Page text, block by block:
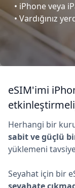
• iPhone veya
• Vardığınız
eSIM'imi
Herhangi bir
sabit ve güçlü
yüklemeni
Seyahat için bir